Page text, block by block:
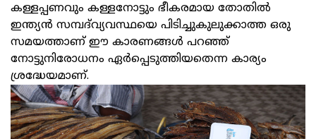
കള്ളപ്പണവും കള്ളനോട്ടും ഭീകരമായ തോതിൽ
ഇന്ത്യൻ സമ്പദ്‌വ്യവസ്ഥയെ പിടിച്ചുകുലുക്കാത്ത ഒരു
സമയത്താണ് ഈ കാരണങ്ങൾ പറഞ്ഞ്
നോട്ടുനിരോധനം ഏർപ്പെടുത്തിയതെന്ന കാര്യം
ശ്രദ്ധേയമാണ്.